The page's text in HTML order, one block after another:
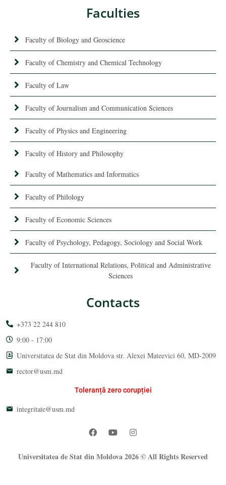
Faculties
Faculty of Biology and Geoscience
Faculty of Chemistry and Chemical Technology
Faculty of Law
Faculty of Journalism and Communication Sciences
Faculty of Physics and Engineering
Faculty of History and Philosophy
Faculty of Mathematics and Informatics
Faculty of Philology
Faculty of Economic Sciences
Faculty of Psychology, Pedagogy, Sociology and Social Work
Faculty of International Relations, Political and Administrative
Sciences
Contacts
+373 22 244 810
9:00 - 17:00
Universitatea de Stat din Moldova str. Alexei Mateevici 60, MD-2009
rector@usm.md
Toleranță zero corupției
integritate@usm.md
Universitatea de Stat din Moldova 2026 © All Rights Reserved